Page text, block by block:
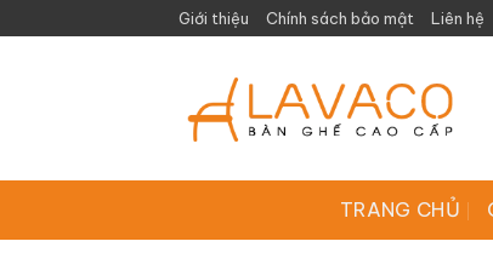
to
Giới thiệu Chính sách bảo mật Liên hệ
TRANG CHỦ